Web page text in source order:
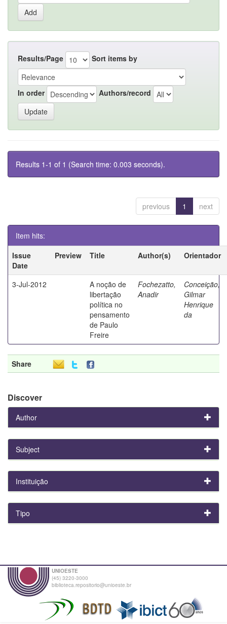
Results/Page Sort items by
In order Authors/record
Results 1-1 of 1 (Search time: 0.003 seconds).
previous 1 next
Item hits:
Issue
Date
Preview Title Author(s) Orientador
3-Jul-2012
A noção de
libertação
política no
pensamento
de Paulo
Freire
Fochezatto,
Anadir
Conceição,
Gilmar
Henrique
da
Share
Discover
Author
Subject
Instituição
Tipo
UNIOESTE
(45) 3220-3000
biblioteca.repositorio@unioeste.br